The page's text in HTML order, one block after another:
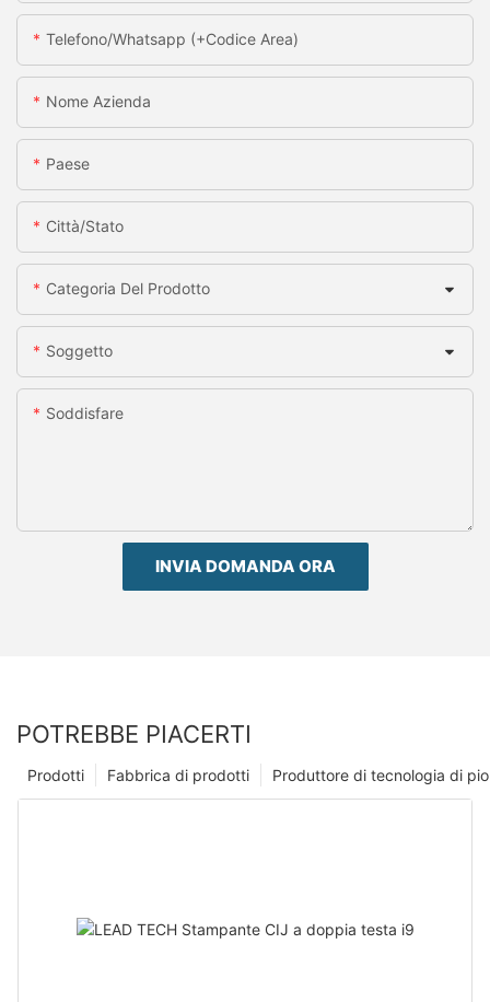
Telefono/whatsapp (+codice Area)
Nome Azienda
Paese
Città/stato
Categoria Del Prodotto
Soggetto
Soddisfare
INVIA DOMANDA ORA
POTREBBE PIACERTI
Produttore di tecnologia di
Fabbrica di prodotti
Prodotti